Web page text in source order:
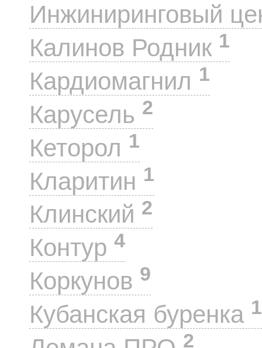
Инжиниринговый
Калинов Родник 1
Кардиомагнил 1
Карусель 2
Кеторол 1
Кларитин 1
Клинский 2
Контур 4
Коркунов 9
Кубанская буренка 1
2